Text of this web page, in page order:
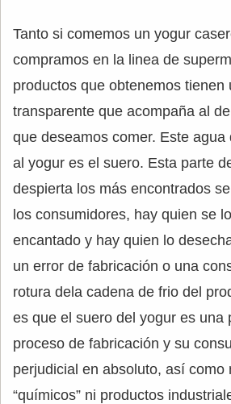
Tanto si comemos un yogur
compramos en la linea de
productos que obtenemos tienen
transparente que acompaña al
que deseamos comer. Este agua
al yogur es el suero. Esta parte
despierta los más encontrados
los consumidores, hay quien se
encantado y hay quien lo
un error de fabricación o una
rotura dela cadena de frio del
es que el suero del yogur es una
proceso de fabricación y su
perjudicial en absoluto, así como
“químicos” ni productos